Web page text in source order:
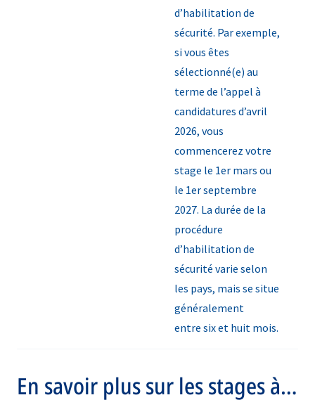
d’habilitation de
sécurité. Par exemple,
si vous êtes
sélectionné(e) au
terme de l’appel à
candidatures d’avril
2026, vous
commencerez votre
stage le 1er mars ou
le 1er septembre
2027. La durée de la
procédure
d’habilitation de
sécurité varie selon
les pays, mais se situe
généralement
entre six et huit mois.
En savoir plus sur les stages à